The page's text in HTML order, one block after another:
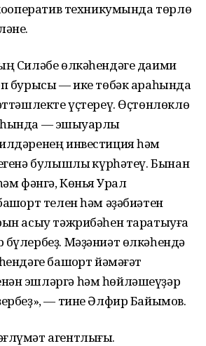
техникумында төрлө
Силәбе өлкәһендәге даими
бурысы — ике төбәк араһында
үҫтереү. Өҫтөнлөклө
— эшҡыуарлыҡ
инвестиция һәм
булышлыҡ күрһәтеү. Бынан
фәнгә, Көньяҡ Урал
телен һәм әҙәбиәтен
асыу тәжрибәһен таратыуға
Мәҙәниәт өлкәһендә
башҡорт йәмәғәт
эшләргә һәм һөйләшеүҙәр
— тине Әлфир Байымов.
агентлығы.